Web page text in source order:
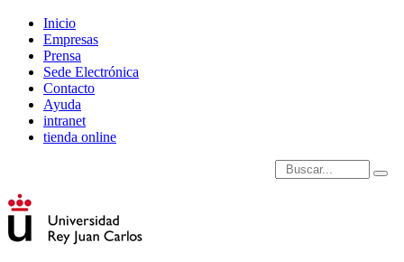
Inicio
Empresas
Prensa
Sede Electrónica
Contacto
Ayuda
intranet
tienda online
Introduce términos de